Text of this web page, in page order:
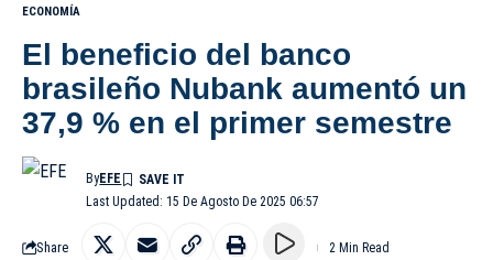
ECONOMÍA
El beneficio del banco
brasileño Nubank aumentó un
37,9 % en el primer semestre
Last Updated: 15 De Agosto De 2025 06:57
ByEFE
Share 2 Min Read